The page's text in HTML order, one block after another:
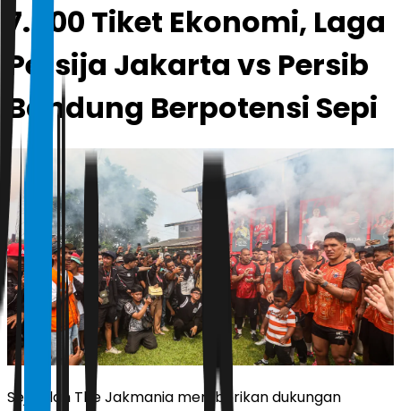
7.500 Tiket Ekonomi, Laga
Persija Jakarta vs Persib
Bandung Berpotensi Sepi
Sejumlah The Jakmania memberikan dukungan